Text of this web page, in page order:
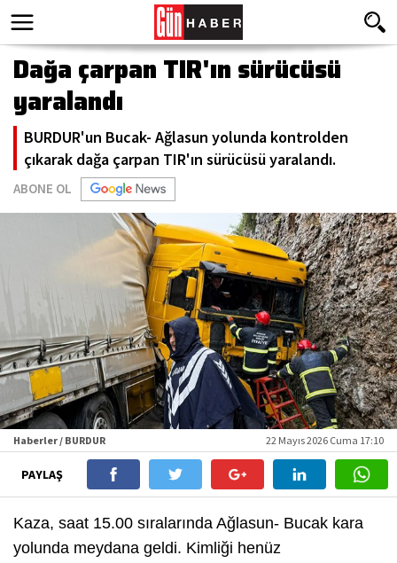
Dağa çarpan TIR'ın sürücüsü
yaralandı
BURDUR'un Bucak- Ağlasun yolunda kontrolden
çıkarak dağa çarpan TIR'ın sürücüsü yaralandı.
ABONE OL
Haberler / BURDUR 22 Mayıs 2026 Cuma 17:10
PAYLAŞ
Kaza, saat 15.00 sıralarında Ağlasun- Bucak kara
yolunda meydana geldi. Kimliği henüz